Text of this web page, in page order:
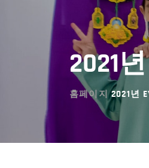
2021
홈페이지 2021년